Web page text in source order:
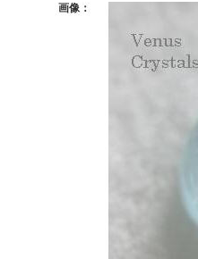
画像：